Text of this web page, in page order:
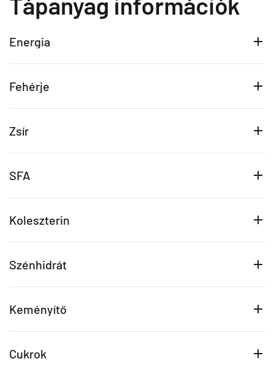
Energia
Fehérje
Zsír
SFA
Koleszterin
Szénhidrát
Keményítő
Cukrok